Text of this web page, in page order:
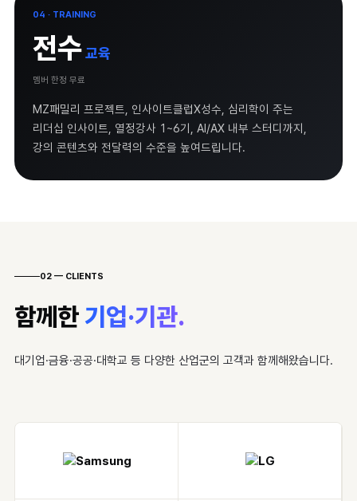
04 · TRAINING
전수교육
멤버 한정 무료
MZ패밀리 프로젝트, 인사이트클럽X성수, 심리학이 주는
리더십 인사이트, 열정강사 1~6기, AI/AX 내부 스터디까지,
강의 콘텐츠와 전달력의 수준을 높여드립니다.
02 — CLIENTS
함께한 기업·기관.
대기업·금융·공공·대학교 등 다양한 산업군의 고객과 함께해왔습니다.